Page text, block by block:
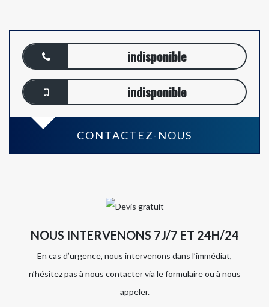
indisponible
indisponible
CONTACTEZ-NOUS
NOUS INTERVENONS 7J/7 ET 24H/24
En cas d’urgence, nous intervenons dans l’immédiat,
n’hésitez pas à nous contacter via le formulaire ou à nous
appeler.